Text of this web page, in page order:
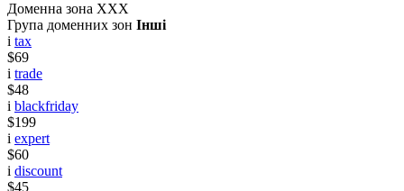
Доменна зона XXX
Група доменних зон Інші
i tax
$69
i trade
$48
i blackfriday
$199
i expert
$60
i discount
$45